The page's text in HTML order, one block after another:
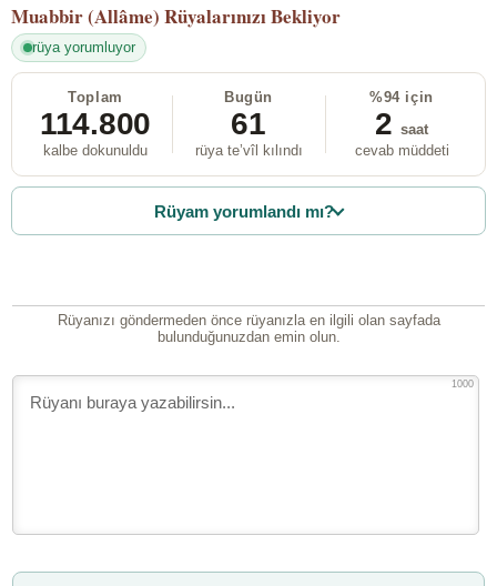
Muabbir (Allâme) Rüyalarınızı Bekliyor
rüya yorumluyor
Toplam
114.800
kalbe dokunuldu
Bugün
61
rüya te’vîl kılındı
%94 için
2 saat
cevab müddeti
Rüyam yorumlandı mı?
Rüyanızı göndermeden önce rüyanızla en ilgili olan sayfada
bulunduğunuzdan emin olun.
1000